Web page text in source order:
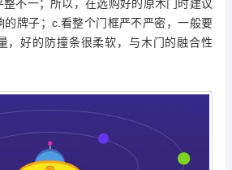
不一；所以，在选购好的原木门时建议
的牌子；c.看整个门框严不严密，一般要
，好的防撞条很柔软，与木门的融合性